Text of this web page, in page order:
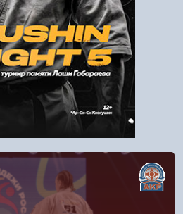
Регистрация